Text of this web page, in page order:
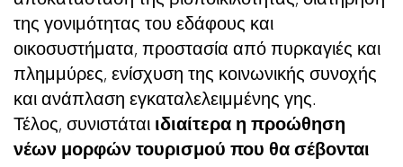
της γονιμότητας του εδάφους και
οικοσυστήματα, προστασία από πυρκαγιές και
πλημμύρες, ενίσχυση της κοινωνικής συνοχής
και ανάπλαση εγκαταλελειμμένης γης.
Τέλος, συνιστάται ιδιαίτερα η προώθηση
νέων μορφών τουρισμού που θα σέβονται